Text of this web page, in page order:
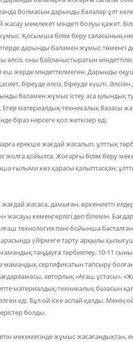
болмасын дарынды балалар ұлт
мемлекет міндеті болуы қажет.
Қосымша білім беру саласының
дарынды баламен жұмыс төменгі
оны байланыстыратын
еш жерде міндеттелмеген. Дарынды
біреуде әлсіз, біреуде күшті.
баламен жұмыс істеу аса қиындық
Егер материалдық-техникалық
біраз нәрсеге қол жеткізер еді.
ерекше жағдай жасалып, ұлттық
жолға қойылса. Жоғарғы білім беру
ғылыми көз қарасы қалыптасқан,
жасаса, дамыған, өркениетті
жасауы кемеңгерлігі деп білемін.
технология пәні бойынша
арасында үйірмеге тарту арқылы
таңдауға тәрбиелеу, 10-11
мамандық сертификатын тапсыру
авторлық «Ағаш ұстасы»,
материалдық-техникалық базасын
еді. Бұл ой іске аспай қалды.
болды.
мекемесінде жұмыс